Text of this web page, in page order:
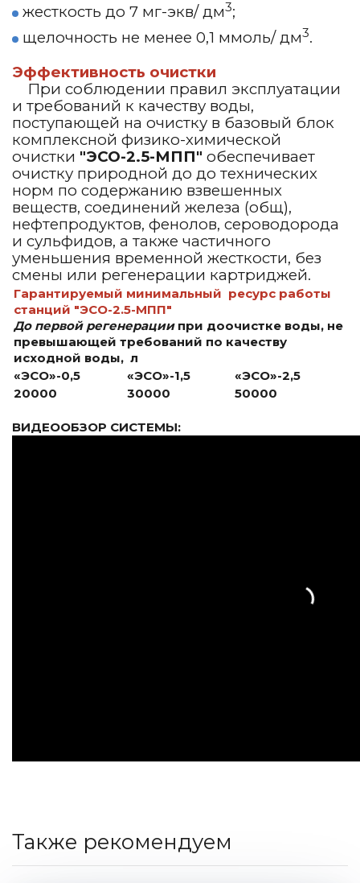
жесткость до 7 мг-экв/ дм3;
щелочность не менее 0,1 ммоль/ дм3.
Эффективность очистки
При соблюдении правил эксплуатации
и требований к качеству воды,
поступающей на очистку в базовый блок
комплексной физико-химической
очистки "ЭСО-2.5-МПП" обеспечивает
очистку природной до до технических
норм по содержанию взвешенных
веществ, соединений железа (общ),
нефтепродуктов, фенолов, сероводорода
и сульфидов, а также частичного
уменьшения временной жесткости, без
смены или регенерации картриджей.
Гарантируемый минимальный ресурс работы
станций "ЭСО-2.5-МПП"
До первой регенерациипри доочистке воды, не
превышающей требований по качеству
исходной воды, л
«ЭСО»-0,5
«ЭСО»-1,5
«ЭСО»-2,5
20000
30000 50000
ВИДЕООБЗОР СИСТЕМЫ:
Также рекомендуем